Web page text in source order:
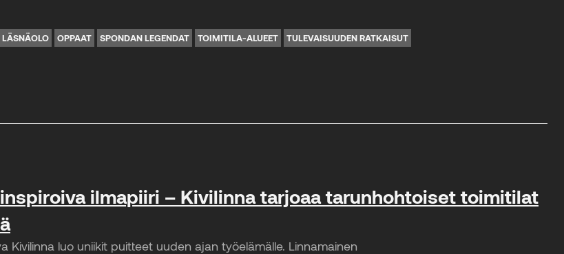
LÄSNÄOLO OPPAAT SPONDAN LEGENDAT TOIMITILA-ALUEET TULEVAISUUDEN RATKAISUT
ilmapiiri – Kivilinna tarjoaa tarunhohtoiset toimitilat
Kivilinna luo uniikit puitteet uuden ajan työelämälle. Linnamainen